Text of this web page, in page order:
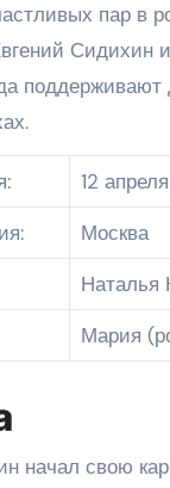
пар в
Сидихин
поддерживают
12
Москва
Наталья
Мария
начал свою